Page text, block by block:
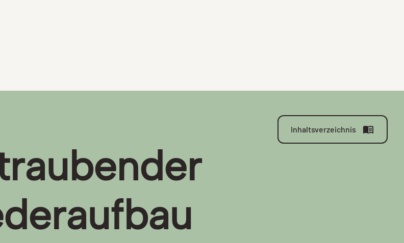
Inhaltsverzeichnis